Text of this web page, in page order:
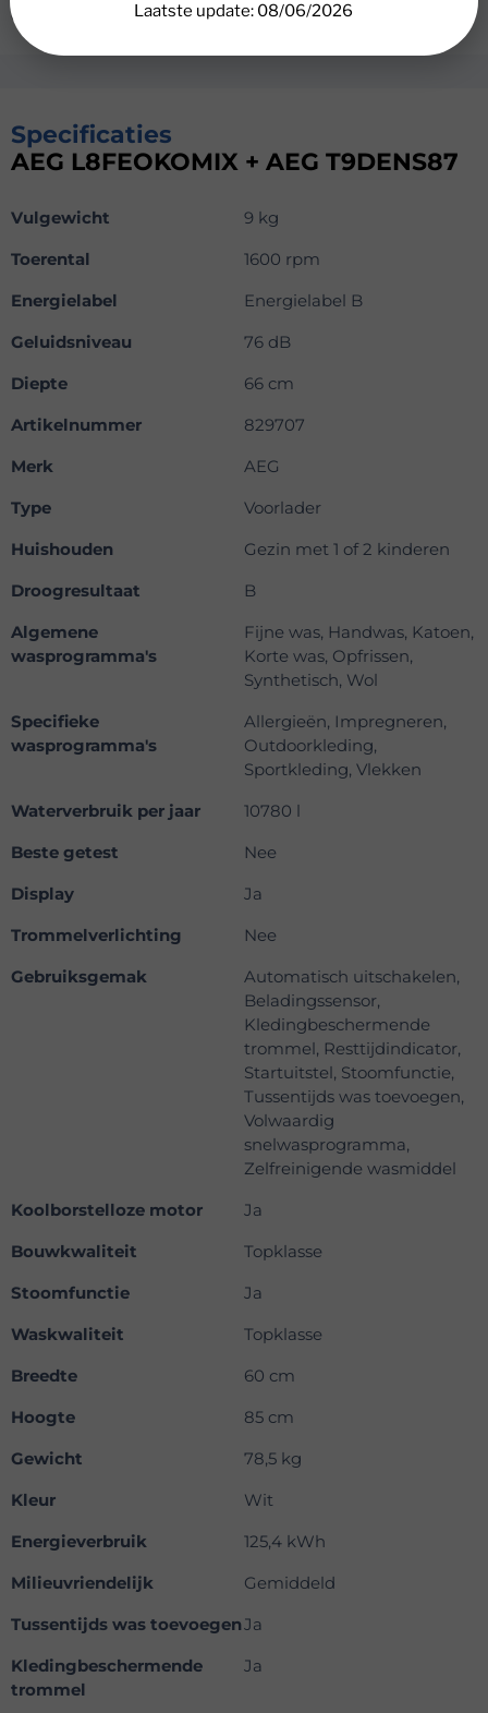
ook de binnenkant van je donzen dekbed goed droog.
Specificaties
AEG L8FEOKOMIX + AEG T9DENS87
Vulgewicht
9 kg
Toerental
1600 rpm
Energielabel
Energielabel B
Geluidsniveau
76 dB
Diepte
66 cm
Artikelnummer
829707
Merk
AEG
Type
Voorlader
Huishouden
Gezin met 1 of 2 kinderen
Droogresultaat
B
Algemene
wasprogramma's
Fijne was, Handwas, Katoen,
Korte was, Opfrissen,
Synthetisch, Wol
Specifieke
wasprogramma's
Allergieën, Impregneren,
Outdoorkleding,
Sportkleding, Vlekken
Waterverbruik per jaar
10780 l
Beste getest
Nee
Display
Ja
Trommelverlichting
Nee
Gebruiksgemak
Automatisch uitschakelen,
Beladingssensor,
Kledingbeschermende
trommel, Resttijdindicator,
Startuitstel, Stoomfunctie,
Tussentijds was toevoegen,
Volwaardig
snelwasprogramma,
Zelfreinigende wasmiddel
Koolborstelloze motor
Ja
Bouwkwaliteit
Topklasse
Stoomfunctie
Ja
Waskwaliteit
Topklasse
Breedte
60 cm
Hoogte
85 cm
Gewicht
78,5 kg
Kleur
Wit
Energieverbruik
125,4 kWh
Milieuvriendelijk
Gemiddeld
Tussentijds was toevoegenJa
Kledingbeschermende
trommel
Ja
Laatste update: 08/06/2026